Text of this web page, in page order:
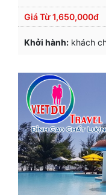
Giá Từ1,650,000đ
Khởi hành: khách